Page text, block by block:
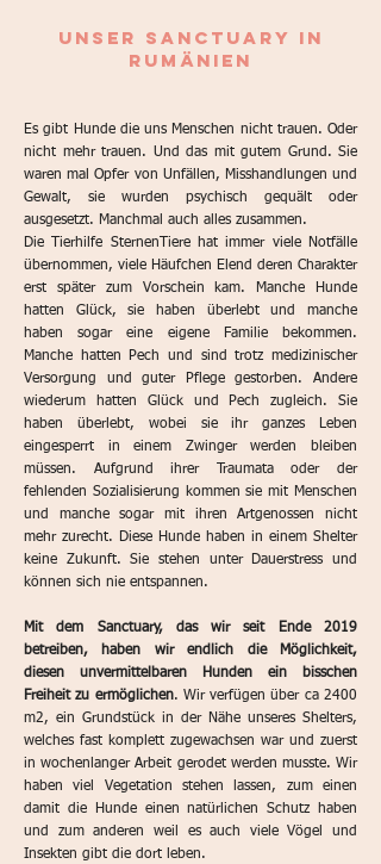
UNSER Sanctuary IN
RUMÄNIEN
Es gibt Hunde die uns Menschen nicht trauen. Oder
nicht mehr trauen. Und das mit gutem Grund. Sie
waren mal Opfer von Unfällen, Misshandlungen und
Gewalt, sie wurden psychisch gequält oder
ausgesetzt. Manchmal auch alles zusammen.
Die Tierhilfe SternenTiere hat immer viele Notfälle
übernommen, viele Häufchen Elend deren Charakter
erst später zum Vorschein kam. Manche Hunde
hatten Glück, sie haben überlebt und manche
haben sogar eine eigene Familie bekommen.
Manche hatten Pech und sind trotz medizinischer
Versorgung und guter Pflege gestorben. Andere
wiederum hatten Glück und Pech zugleich. Sie
haben überlebt, wobei sie ihr ganzes Leben
eingesperrt in einem Zwinger werden bleiben
müssen. Aufgrund ihrer Traumata oder der
fehlenden Sozialisierung kommen sie mit Menschen
und manche sogar mit ihren Artgenossen nicht
mehr zurecht. Diese Hunde haben in einem Shelter
keine Zukunft. Sie stehen unter Dauerstress und
können sich nie entspannen.
Mit dem Sanctuary, das wir seit Ende 2019
betreiben, haben wir endlich die Möglichkeit,
diesen unvermittelbaren Hunden ein bisschen
Freiheit zu ermöglichen. Wir verfügen über ca 2400
m2, ein Grundstück in der Nähe unseres Shelters,
welches fast komplett zugewachsen war und zuerst
in wochenlanger Arbeit gerodet werden musste. Wir
haben viel Vegetation stehen lassen, zum einen
damit die Hunde einen natürlichen Schutz haben
und zum anderen weil es auch viele Vögel und
Insekten gibt die dort leben.